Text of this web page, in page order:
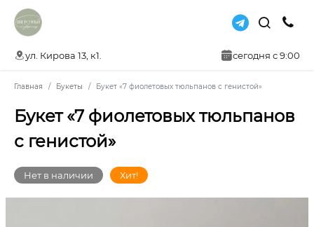
ул. Кирова 13, к1. сегодня с 9:00
Главная Букеты Букет «7 фиолетовых тюльпанов с генистой»
Букет «7 фиолетовых тюльпанов
с генистой»
Нет в наличии Хит!